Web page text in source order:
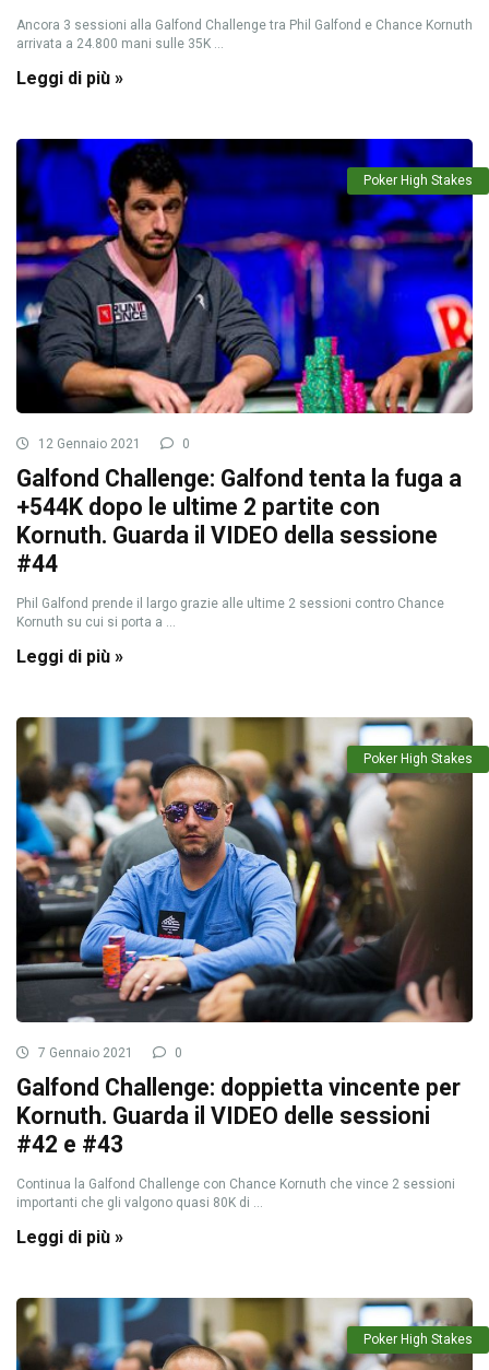
Ancora 3 sessioni alla Galfond Challenge tra Phil Galfond e Chance Kornuth
arrivata a 24.800 mani sulle 35K ...
Leggi di più »
Poker High Stakes
12 Gennaio 2021 0
Galfond Challenge: Galfond tenta la fuga a
+544K dopo le ultime 2 partite con
Kornuth. Guarda il VIDEO della sessione
#44
Phil Galfond prende il largo grazie alle ultime 2 sessioni contro Chance
Kornuth su cui si porta a ...
Leggi di più »
Poker High Stakes
7 Gennaio 2021 0
Galfond Challenge: doppietta vincente per
Kornuth. Guarda il VIDEO delle sessioni
#42 e #43
Continua la Galfond Challenge con Chance Kornuth che vince 2 sessioni
importanti che gli valgono quasi 80K di ...
Leggi di più »
Poker High Stakes